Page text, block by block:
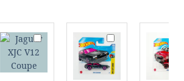
Hot
Wheels
Batman
TV
Hot
Wheels
DMC
Delorean